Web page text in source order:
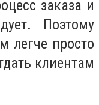
заказа и
Поэтому
легче просто
клиентам